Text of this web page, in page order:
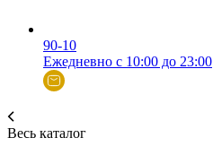
90-10
Ежедневно с 10:00 до 23:00
Весь каталог